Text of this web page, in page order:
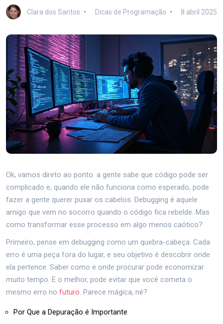
Clara dos Santos Dicas de Programação 8 abril 2025
Ok, vamos direto ao ponto: a gente sabe que código pode ser
complicado e, quando ele não funciona como esperado, pode
fazer a gente querer puxar os cabelos. Debugging é aquele
amigo que vem no socorro quando o código fica rebelde. Mas
como transformar esse processo em algo menos caótico?
Primeiro, pense em debugging como um quebra-cabeça. Cada
erro é uma peça fora do lugar, e seu objetivo é descobrir onde
ela pertence. Saber como e onde procurar pode economizar
muito tempo. E o melhor, pode evitar que você cometa o
mesmo erro no futuro . Parece mágica, né?
Por Que a Depuração é Importante